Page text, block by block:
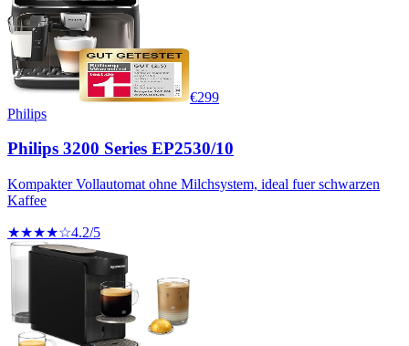
€299
Philips
Philips 3200 Series EP2530/10
Kompakter Vollautomat ohne Milchsystem, ideal fuer schwarzen
Kaffee
★★★★☆4.2/5